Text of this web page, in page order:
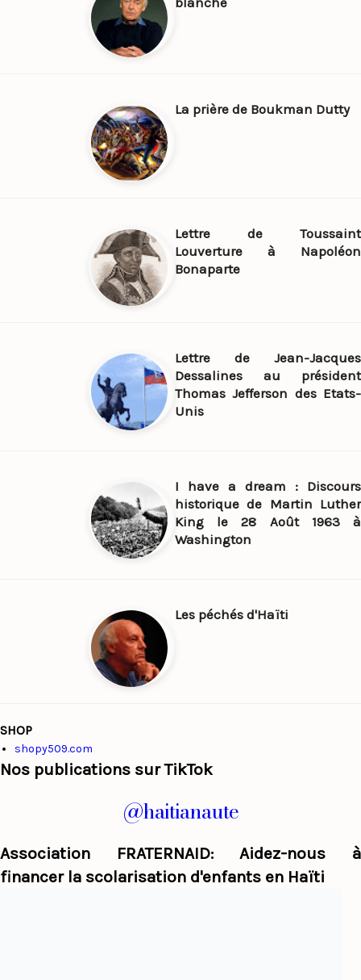
La prière de Boukman Dutty
Lettre de Toussaint
Louverture à Napoléon
Bonaparte
Lettre de Jean-Jacques
Dessalines au président
Thomas Jefferson des Etats-
Unis
I have a dream : Discours
historique de Martin Luther
King le 28 Août 1963 à
Washington
Les péchés d'Haïti
SHOP
shopy509.com
Nos publications sur TikTok
@haitianaute
Association FRATERNAID: Aidez-nous à
financer la scolarisation d'enfants en Haïti